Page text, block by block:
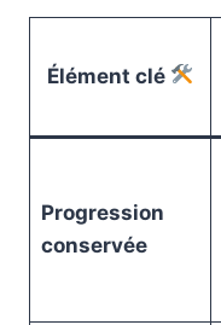
Élément clé
Progression
conservée